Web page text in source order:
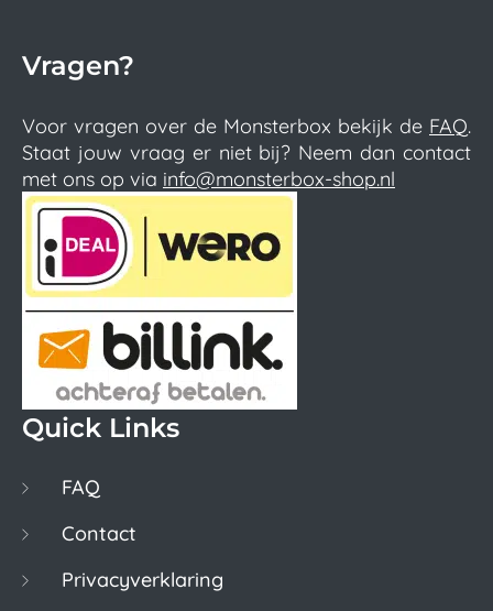
Vragen?
Voor vragen over de Monsterbox bekijk de FAQ.
Staat jouw vraag er niet bij? Neem dan contact
met ons op via info@monsterbox-shop.nl
Quick Links
FAQ
Contact
Privacyverklaring